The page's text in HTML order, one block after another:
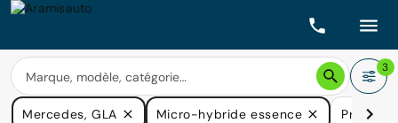
3
Mercedes, GLA Micro-hybride essence Prix